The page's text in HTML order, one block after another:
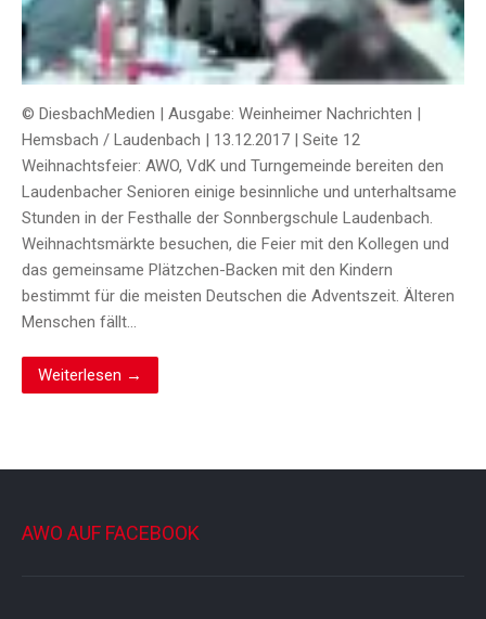
© DiesbachMedien | Ausgabe: Weinheimer Nachrichten |
Hemsbach / Laudenbach | 13.12.2017 | Seite 12
Weihnachtsfeier: AWO, VdK und Turngemeinde bereiten den
Laudenbacher Senioren einige besinnliche und unterhaltsame
Stunden in der Festhalle der Sonnbergschule Laudenbach.
Weihnachtsmärkte besuchen, die Feier mit den Kollegen und
das gemeinsame Plätzchen-Backen mit den Kindern
bestimmt für die meisten Deutschen die Adventszeit. Älteren
Menschen fällt…
Weiterlesen →
AWO AUF FACEBOOK